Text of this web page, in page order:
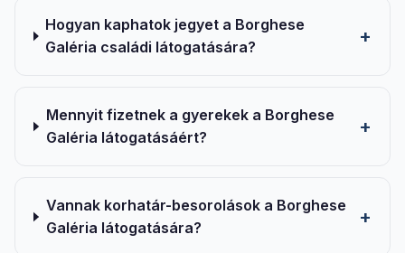
Hogyan kaphatok jegyet a Borghese
Galéria családi látogatására?
Mennyit fizetnek a gyerekek a Borghese
Galéria látogatásáért?
Vannak korhatár-besorolások a Borghese
Galéria látogatására?